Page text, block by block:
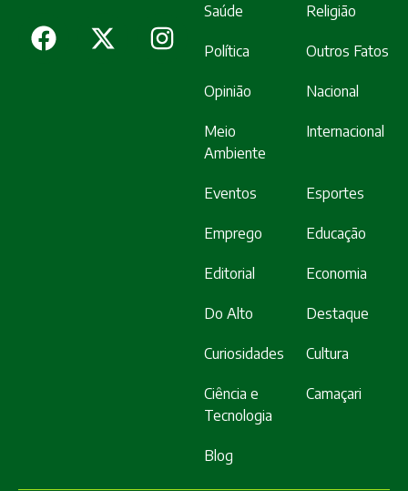
Saúde Religião
Política Outros Fatos
Opinião Nacional
Meio
Ambiente
Internacional
Eventos Esportes
Emprego Educação
Editorial Economia
Do Alto Destaque
Curiosidades Cultura
Ciência e
Tecnologia
Camaçari
Blog